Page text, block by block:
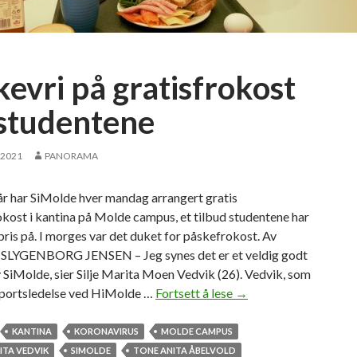
l
s
d
e
på gratisfrokost
PANORAMA
har SiMolde hver mandag arrangert gratis
i kantina på Molde campus, et tilbud studentene har
på. I morges var det duket for påskefrokost. Av
JENSEN – Jeg synes det er et veldig godt
sier Silje Marita Moen Vedvik (26). Vedvik, som
ved HiMolde … Fortsett å lese P
→
KANTINA KORONAVIRUS
MOLDE CAMPUS
VEDVIK
SIMOLDE TONE ANITA ÅBELVOLD